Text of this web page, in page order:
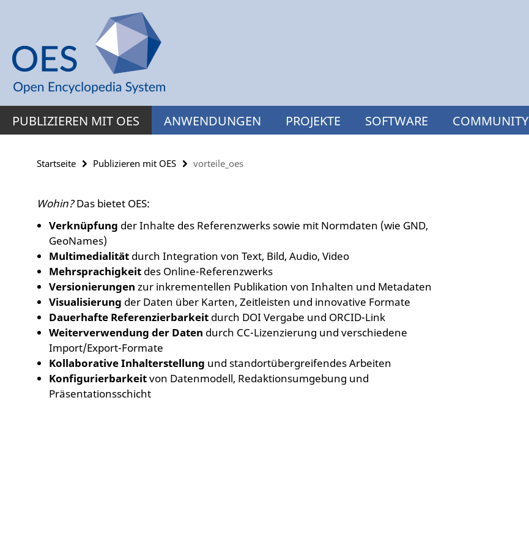
Inhalt
PUBLIZIEREN MIT OES ANWENDUNGEN PROJEKTE SOFTWARE COMMUNITY
Startseite Publizieren mit OES vorteile_oes
Wohin?Das bietet OES:
Verknüpfung der Inhalte des Referenzwerks sowie mit Normdaten (wie GND,
GeoNames)
Multimedialität durch Integration von Text, Bild, Audio, Video
Mehrsprachigkeit des Online-Referenzwerks
Versionierungen zur inkrementellen Publikation von Inhalten und Metadaten
Visualisierung der Daten über Karten, Zeitleisten und innovative Formate
Dauerhafte Referenzierbarkeit durch DOI Vergabe und ORCID-Link
Weiterverwendung der Daten durch CC-Lizenzierung und verschiedene
Import/Export-Formate
Kollaborative Inhalterstellung und standortübergreifendes Arbeiten
Konfigurierbarkeitvon Datenmodell, Redaktionsumgebung und
Präsentationsschicht